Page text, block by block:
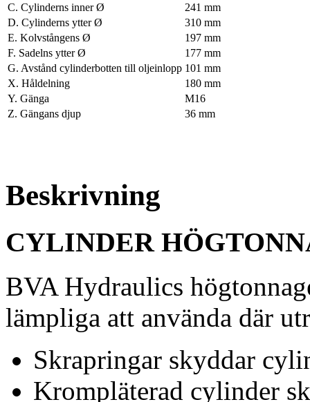
C. Cylinderns inner Ø
241 mm
D. Cylinderns ytter Ø
310 mm
E. Kolvstångens Ø
197 mm
F. Sadelns ytter Ø
177 mm
G. Avstånd cylinderbotten till oljeinlopp 101 mm
X. Håldelning
180 mm
Y. Gänga
M16
Z. Gängans djup
36 mm
Beskrivning
CYLINDER
BVA Hydraulics
lämpliga att använda där
Skrapringar skyddar
Krompläterad cylinder